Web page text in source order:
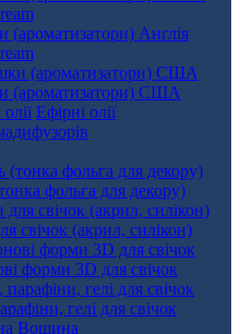
(ароматизатори) Англія
(ароматизатори) США
Ефірні олії
фольга для декору)
свічок (акрил, силікон)
форми 3D для свічок
гелі для свічок
Вощина